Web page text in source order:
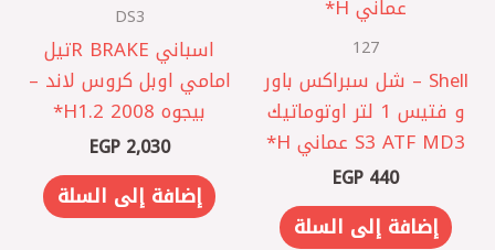
127
Shell – شل سبراكس باور
و فتيس 1 لتر اوتوماتيك
S3 ATF MD3 عماني H*
EGP 440
إضافة إلى السلة
DS3
اسباني R BRAKE تيل
امامي اوبل كروس لاند –
بيجوه 2008 1.2 H*
EGP2,030
إضافة إلى السلة